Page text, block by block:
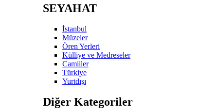
SEYAHAT
İstanbul
Müzeler
Ören Yerleri
Külliye ve Medreseler
Camiiler
Türkiye
Yurtdışı
Diğer Kategoriler